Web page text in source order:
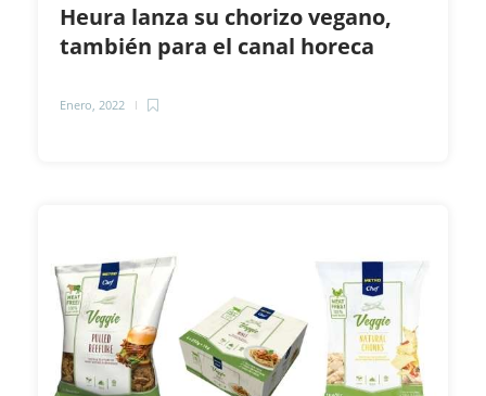
Heura lanza su chorizo vegano,
también para el canal horeca
Enero, 2022